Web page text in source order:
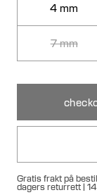
4 mm
7 mm
Gratis frakt på
dagers returrett |